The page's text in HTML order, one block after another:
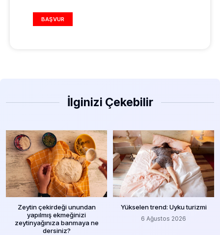
BAŞVUR
İlginizi Çekebilir
Zeytin çekirdeği unundan
yapılmış ekmeğinizi
zeytinyağınıza banmaya ne
dersiniz?
Yükselen trend: Uyku turizmi
6 Ağustos 2026